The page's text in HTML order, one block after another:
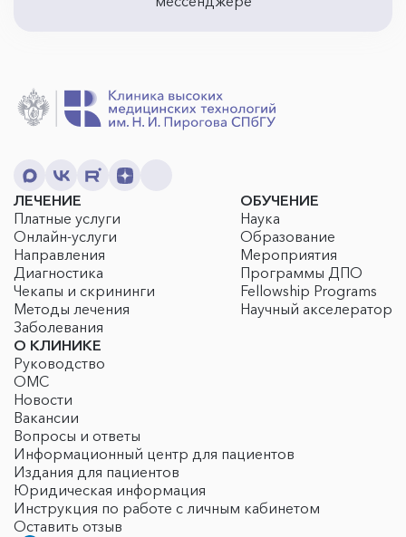
ЛЕЧЕНИЕ
Платные услуги
Онлайн-услуги
Направления
Диагностика
Чекапы и скрининги
Методы лечения
Заболевания
ОБУЧЕНИЕ
Наука
Образование
Мероприятия
Программы ДПО
Fellowship Programs
Научный акселератор
О КЛИНИКЕ
Руководство
ОМС
Новости
Вакансии
Вопросы и ответы
Информационный центр для пациентов
Издания для пациентов
Юридическая информация
Инструкция по работе с личным кабинетом
Оставить отзыв